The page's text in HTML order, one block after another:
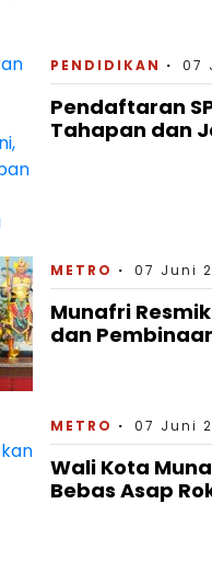
PENDIDIKAN 07
Pendaftaran
Tahapan dan
METRO 07 Juni
Munafri
dan
METRO 07 Juni
Wali Kota
Bebas Asap